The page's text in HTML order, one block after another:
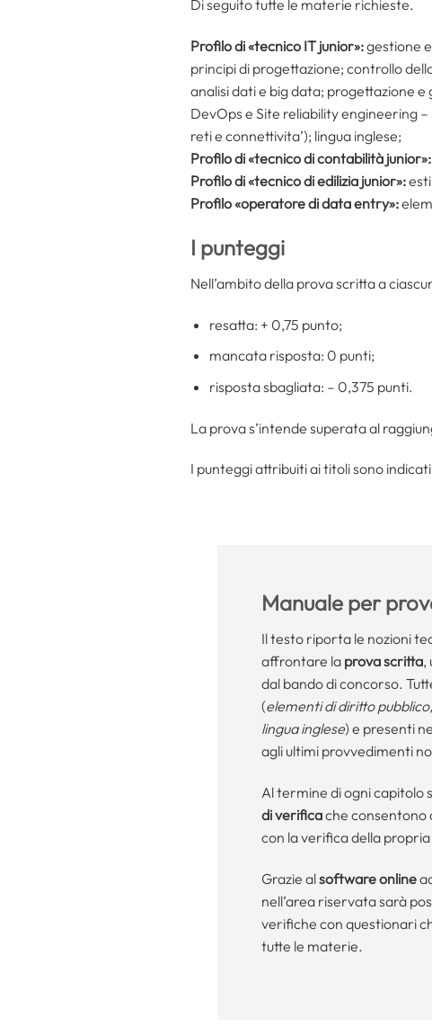
Di seguito tutte le materie richieste.
Profilo di «tecnico IT junior»:gestione
principi di progettazione; controllo
analisi dati e big data; progettazione
DevOps e Site reliability engineering
reti e connettivita’); lingua inglese;
Profilo di «tecnico di contabilità junior»:
Profilo di «tecnico di edilizia junior»:
Profilo «operatore di data entry»:
I punteggi
Nell’ambito della prova scritta a
resatta: + 0,75 punto;
mancata risposta: 0 punti;
risposta sbagliata: – 0,375 punti.
La prova s’intende superata al
I punteggi attribuiti ai titoli sono
Manuale per
Il testo riporta le nozioni
affrontare la prova scritta,
dal bando di concorso.
(elementi di diritto
lingua inglese) e presenti
agli ultimi provvedimenti
Al termine di ogni capitolo
di verificache consentono
con la verifica della
Grazie alsoftware online
nell’area riservata sarà
verifiche con questionari
tutte le materie.